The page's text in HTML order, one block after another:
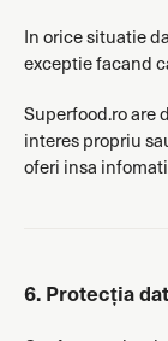
In orice situatie
exceptie facand
Superfood.ro are
interes propriu
oferi insa
6. Protecția